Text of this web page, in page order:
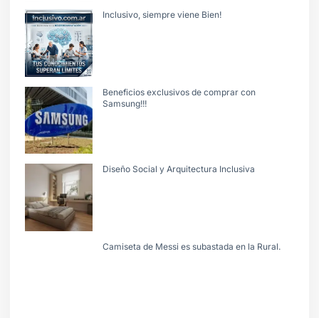
Inclusivo, siempre viene Bien!
Beneficios exclusivos de comprar con
Samsung!!!
Diseño Social y Arquitectura Inclusiva
Camiseta de Messi es subastada en la Rural.